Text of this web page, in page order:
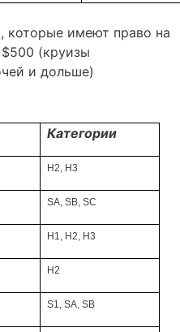
которые имеют право на
(круизы
и дольше)
Категории
H2, H3
SA, SB, SC
H1, H2, H3
H2
S1, SA, SB